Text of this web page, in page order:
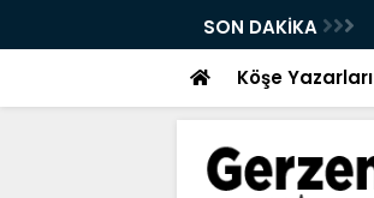
SON DAKİKA
Köşe Yazarları